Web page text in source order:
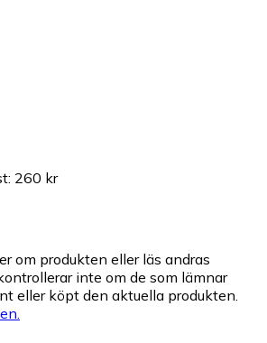
: 260 kr
om produkten eller läs andras
inte om de som lämnar
eller köpt den aktuella produkten.